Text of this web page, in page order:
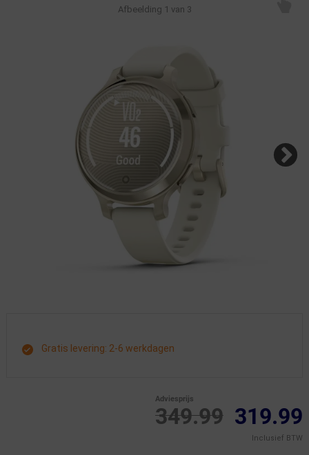
Afbeelding 1 van 3
Gratis levering: 2-6 werkdagen
349.99
Adviesprijs
319.99
Inclusief BTW